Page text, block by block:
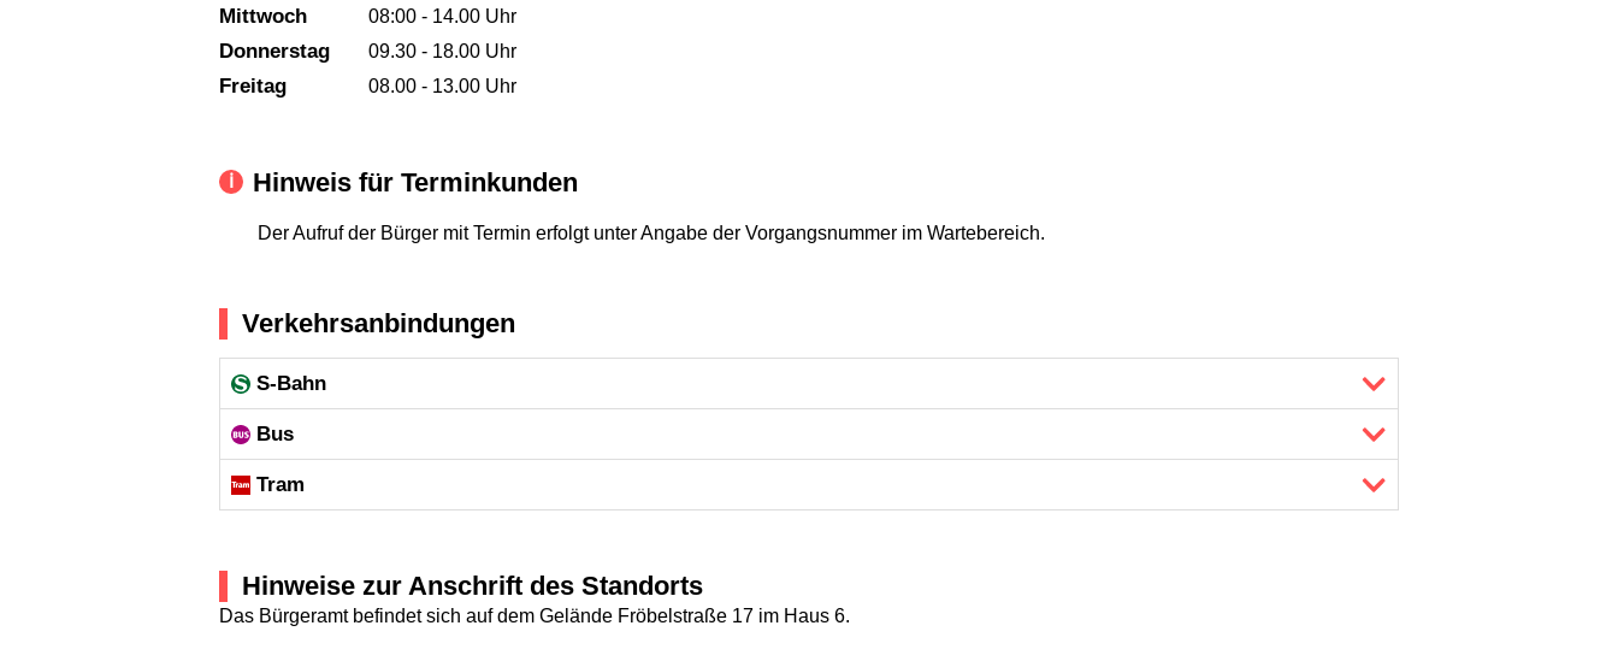
Mittwoch 08:00 - 14.00 Uhr
Donnerstag 09.30 - 18.00 Uhr
Freitag 08.00 - 13.00 Uhr
Hinweis für Terminkunden
Der Aufruf der Bürger mit Termin erfolgt unter Angabe der Vorgangsnummer im Wartebereich.
Verkehrsanbindungen
S-Bahn
Bus
Tram
Hinweise zur Anschrift des Standorts
Das Bürgeramt befindet sich auf dem Gelände Fröbelstraße 17 im Haus 6.